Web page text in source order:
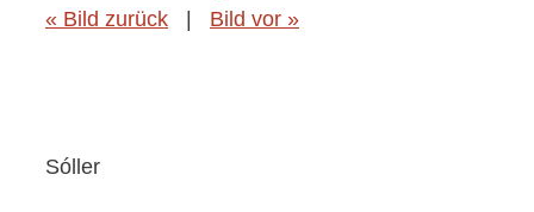
« Bild zurück
| Bild vor »
Sóller